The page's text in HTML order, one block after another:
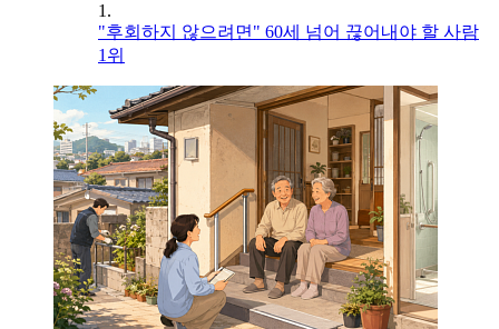
1.
"후회하지 않으려면" 60세 넘어 끊어내야 할 사람
1위